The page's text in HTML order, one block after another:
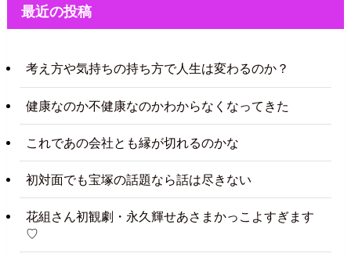
最近の投稿
考え方や気持ちの持ち方で人生は変わるのか？
健康なのか不健康なのかわからなくなってきた
これであの会社とも縁が切れるのかな
初対面でも宝塚の話題なら話は尽きない
花組さん初観劇・永久輝せあさまかっこよすぎます
♡